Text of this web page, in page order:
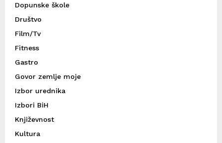
Dopunske škole
Društvo
Film/Tv
Fitness
Gastro
Govor zemlje moje
Izbor urednika
Izbori BiH
Književnost
Kultura